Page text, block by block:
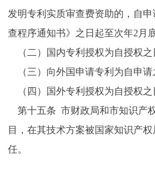
发明专利实质审查费资助的，自
查程序通知书》之日起至次年2月
（二）国内专利授权为自授权之
（三）向外国申请专利为自申请
（四）国外专利授权为自授权之
第十五条 市财政局和市知识产
目，在其技术方案被国家知识产
任。